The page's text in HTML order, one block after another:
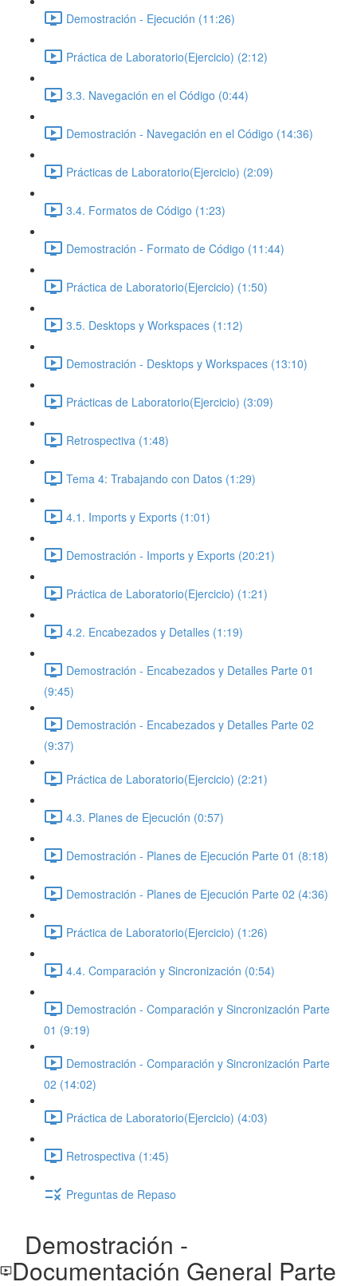
Demostración - Ejecución (11:26)
Práctica de Laboratorio(Ejercicio) (2:12)
3.3. Navegación en el Código (0:44)
Demostración - Navegación en el Código (14:36)
Prácticas de Laboratorio(Ejercicio) (2:09)
3.4. Formatos de Código (1:23)
Demostración - Formato de Código (11:44)
Práctica de Laboratorio(Ejercicio) (1:50)
3.5. Desktops y Workspaces (1:12)
Demostración - Desktops y Workspaces (13:10)
Prácticas de Laboratorio(Ejercicio) (3:09)
Retrospectiva (1:48)
Tema 4: Trabajando con Datos (1:29)
4.1. Imports y Exports (1:01)
Demostración - Imports y Exports (20:21)
Práctica de Laboratorio(Ejercicio) (1:21)
4.2. Encabezados y Detalles (1:19)
Demostración - Encabezados y Detalles Parte 01
(9:45)
Demostración - Encabezados y Detalles Parte 02
(9:37)
Práctica de Laboratorio(Ejercicio) (2:21)
4.3. Planes de Ejecución (0:57)
Demostración - Planes de Ejecución Parte 01 (8:18)
Demostración - Planes de Ejecución Parte 02 (4:36)
Práctica de Laboratorio(Ejercicio) (1:26)
4.4. Comparación y Sincronización (0:54)
Demostración - Comparación y Sincronización Parte
01 (9:19)
Demostración - Comparación y Sincronización Parte
02 (14:02)
Práctica de Laboratorio(Ejercicio) (4:03)
Retrospectiva (1:45)
Preguntas de Repaso
Demostración -
Documentación General Parte